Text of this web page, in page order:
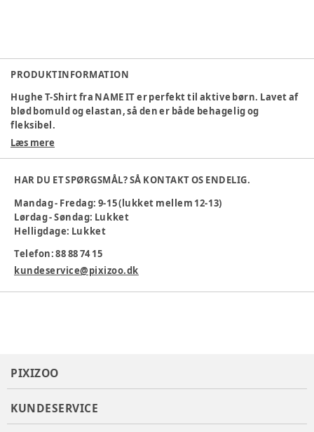
PRODUKTINFORMATION
Hughe T-Shirt fra NAME IT er perfekt til aktive børn. Lavet af
blød bomuld og elastan, så den er både behagelig og
fleksibel.
Materiale: 95% bomuld, 5% elastan
God bevægelsesfrihed
Flot Chateau Gray farve
Ideel til leg og hverdag. En venlig og komfortabel t-shirt, der
passer til alle små eventyr.
Farve:Beige
Materiale
95% Cotton, 5% Elastane
Tøj størrelse:92 cm / 24 mdr.
Læs mere
HAR DU ET SPØRGSMÅL? SÅ KONTAKT OS ENDELIG.
Mandag - Fredag: 9-15 (lukket mellem 12-13)
Lørdag - Søndag: Lukket
Helligdage: Lukket
Telefon: 88 88 74 15
kundeservice@pixizoo.dk
PIXIZOO
KUNDESERVICE